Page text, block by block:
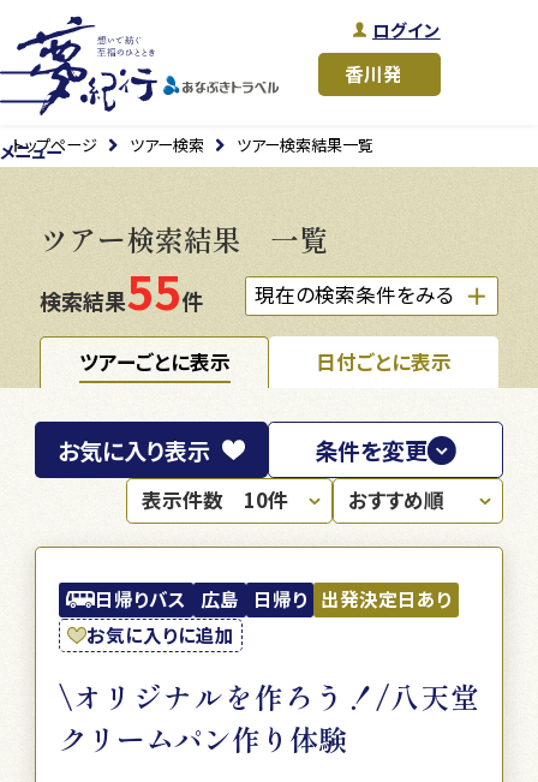
ログイン
メニュー
トップページ ツアー検索 ツアー検索結果一覧
ツアー検索結果 一覧
検索結果55件 現在の検索条件をみる
ツアーごとに表示 日付ごとに表示
日帰りバス 広島 日帰り 出発決定日あり
お気に入りに追加
\オリジナルを作ろう！/八天堂
クリームパン作り体験
お気に入り表示 条件を変更